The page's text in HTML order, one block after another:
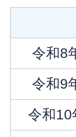
令和8
令和9
令和10